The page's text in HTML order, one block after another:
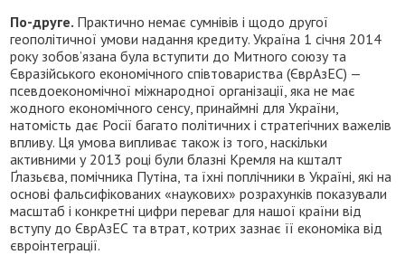
По-друге. Практично немає сумнівів і щодо другої
геополітичної умови надання кредиту. Україна 1 січня 2014
року зобов’язана була вступити до Митного союзу та
Євразійського економічного співтовариства (ЄврАзЕС) —
псевдоекономічної міжнародної організації, яка не має
жодного економічного сенсу, принаймні для України,
натомість дає Росії багато політичних і стратегічних важелів
впливу. Ця умова випливає також із того, наскільки
активними у 2013 році були блазні Кремля на кшталт
Ґлазьєва, помічника Путіна, та їхні поплічники в Україні, які на
основі фальсифікованих «наукових» розрахунків показували
масштаб і конкретні цифри переваг для нашої країни від
вступу до ЄврАзЕС та втрат, котрих зазнає її економіка від
євроінтеграції.